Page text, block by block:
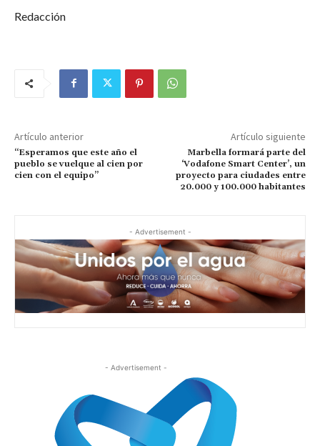
Redacción
Artículo anterior
“Esperamos que este año el
pueblo se vuelque al cien por
cien con el equipo”
Artículo siguiente
Marbella formará parte del
‘Vodafone Smart Center’, un
proyecto para ciudades entre
20.000 y 100.000 habitantes
- Advertisement -
- Advertisement -